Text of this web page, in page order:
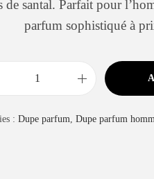
de santal. Parfait pour
parfum sophistiqué à
: Dupe parfum, Dupe parfum